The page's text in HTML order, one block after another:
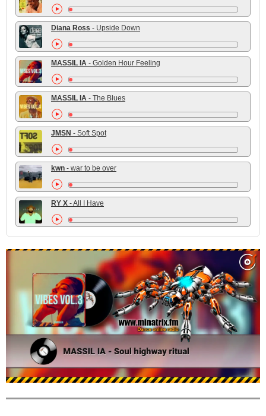
Diana Ross - Upside Down
MASSIL IA - Golden Hour Feeling
MASSIL IA - The Blues
JMSN - Soft Spot
kwn - war to be over
RY X - All I Have